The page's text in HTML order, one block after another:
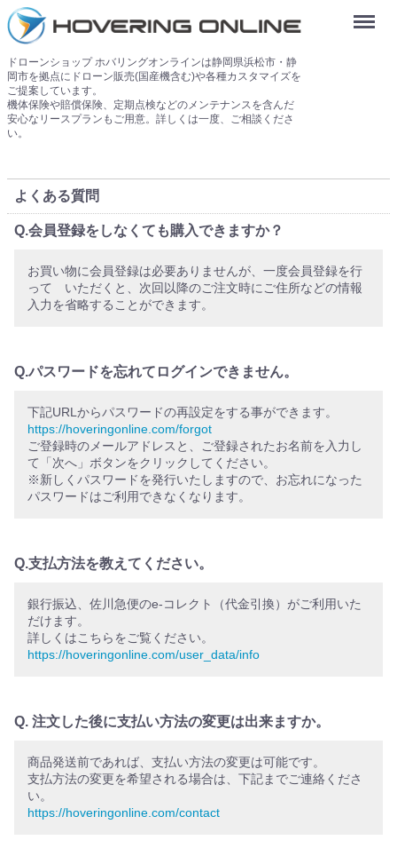
ドローンショップ ホバリングオンラインは静岡県浜松市・静
岡市を拠点にドローン販売(国産機含む)や各種カスタマイズを
ご提案しています。
機体保険や賠償保険、定期点検などのメンテナンスを含んだ
安心なリースプランもご用意。詳しくは一度、ご相談くださ
い。
Menu
よくある質問
Q.会員登録をしなくても購入できますか？
お買い物に会員登録は必要ありませんが、一度会員登録を行
って いただくと、次回以降のご注文時にご住所などの情報
入力を省略することができます。
Q.パスワードを忘れてログインできません。
下記URLからパスワードの再設定をする事ができます。
https://hoveringonline.com/forgot
ご登録時のメールアドレスと、ご登録されたお名前を入力し
て「次へ」ボタンをクリックしてください。
※新しくパスワードを発行いたしますので、お忘れになった
パスワードはご利用できなくなります。
Q.支払方法を教えてください。
銀行振込、佐川急便のe-コレクト（代金引換）がご利用いた
だけます。
詳しくはこちらをご覧ください。
https://hoveringonline.com/user_data/info
Q. 注文した後に支払い方法の変更は出来ますか。
商品発送前であれば、支払い方法の変更は可能です。
支払方法の変更を希望される場合は、下記までご連絡くださ
い。
https://hoveringonline.com/contact